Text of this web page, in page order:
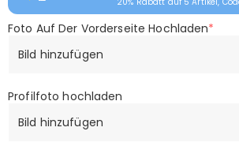
Foto Auf Der Vorderseite Hochladen*
Bild hinzufügen
Profilfoto hochladen
Bild hinzufügen